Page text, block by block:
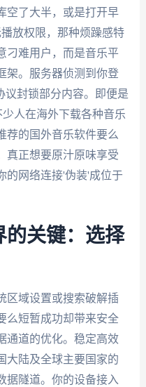
空了大半，或是打开早
放权限，那种烦躁感特
刁难用户，而是音乐平
架。服务器侦测到你登
议封锁部分内容。即便是
人在海外下载各种音乐
荐的国外音乐软件要么
真正想要原汁原味享受
的网络连接'伪装'成位于
的关键：选择
区域设置或搜索破解插
么短暂成功却带来安全
通道的优化。稳定高效
大陆及全球主要国家的
据隧道。你的设备接入